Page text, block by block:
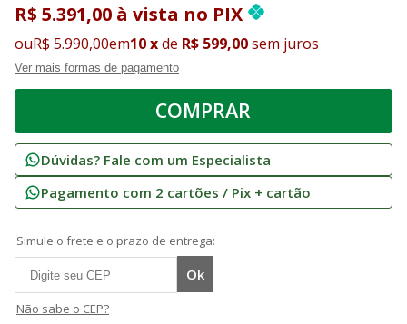
R$ 5.391,00 à vista no PIX
ouR$ 5.990,00em10xde R$ 599,00sem juros
Ver mais formas de pagamento
Dúvidas? Fale com um Especialista
Pagamento com 2 cartões / Pix + cartão
Simule o frete e o prazo de entrega:
Não sabe o CEP?